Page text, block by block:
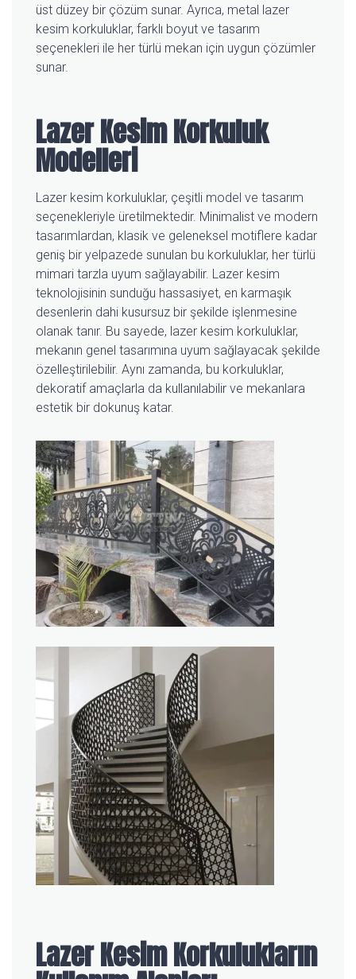
üst düzey bir çözüm sunar. Ayrıca, metal lazer
kesim korkuluklar, farklı boyut ve tasarım
seçenekleri ile her türlü mekan için uygun çözümler
sunar.
Lazer Kesim Korkuluk
Modelleri
Lazer kesim korkuluklar, çeşitli model ve tasarım
seçenekleriyle üretilmektedir. Minimalist ve modern
tasarımlardan, klasik ve geleneksel motiflere kadar
geniş bir yelpazede sunulan bu korkuluklar, her türlü
mimari tarzla uyum sağlayabilir. Lazer kesim
teknolojisinin sunduğu hassasiyet, en karmaşık
desenlerin dahi kusursuz bir şekilde işlenmesine
olanak tanır. Bu sayede, lazer kesim korkuluklar,
mekanın genel tasarımına uyum sağlayacak şekilde
özelleştirilebilir. Aynı zamanda, bu korkuluklar,
dekoratif amaçlarla da kullanılabilir ve mekanlara
estetik bir dokunuş katar.
Lazer Kesim Korkulukların